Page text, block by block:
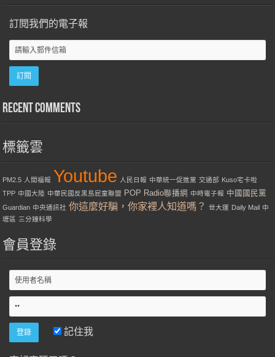
訂閱我們的電子報
Recent Comments
標籤雲
PM2.5 人間福報 Youtube 人民日報 中華統一促進黨 交通部 Kuso宅卡啦
TPP 中國大陸 中華民國反黑島屁童聯盟 POP Radio聯播網 中時電子報 中國國民黨
Guardian 中央通訊社 你這麼好騙，你家裡人知道嗎？ 世大運 Daily Mail 中
壢區 三分鐘科學
會員登錄
記住我